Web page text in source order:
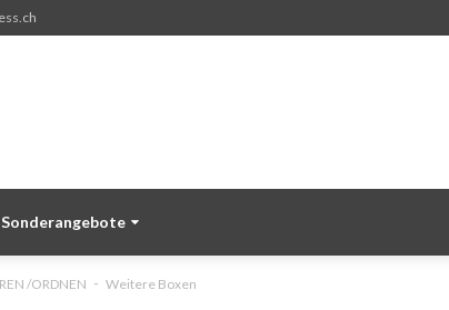
Sonderangebote
/ORDNEN Weitere Boxen